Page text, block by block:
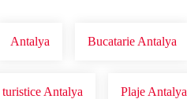
Antalya Bucatarie Antalya
Antalya Plaje Antalya